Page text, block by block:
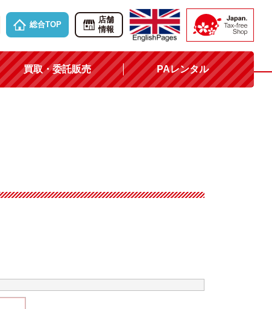
総合TOP
店舗
情報
買取・委託販売 PAレンタル